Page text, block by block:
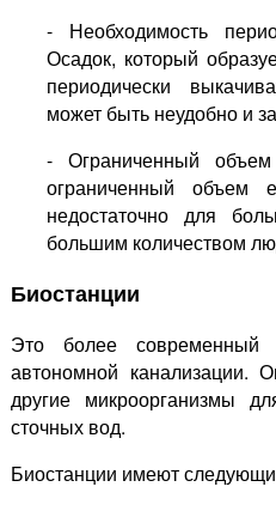
- Необходимость
Осадок, который
периодически
может быть неудобно и
- Ограниченный
ограниченный объем
недостаточно для
большим количеством
Биостанции
Это более современный
автономной канализации.
другие микроорганизмы
сточных вод.
Биостанции имеют